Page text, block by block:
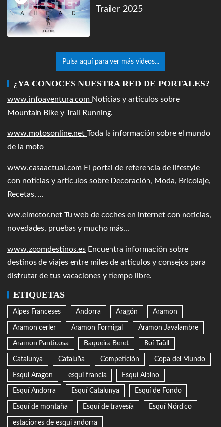
Trailer 2025
Pulsa aquí para ver más videos...
¿YA CONOCES NUESTRA RED DE PORTALES?
www.infoaventura.com Noticias y artículos sobre
Mountain Bike y Trail Running.
www.motosonline.net Toda la información sobre el mundo
de la moto
www.casaactual.com El portal de referencia de lifestyle
con noticias y artículos sobre Decoración, Moda, Bricolaje,
Recetas, ...
ww.elmotor.net Tu web de coches en internet con noticias,
novedades, pruebas y mucho más...
www.zoomdestinos.es Encuentra información sobre
destinos de viajes entre miles de artículos y consejos para
disfrutar de tus vacaciones y tiempo libre.
ETIQUETAS
Alpes Franceses Andorra Aragón Aramon
Aramon cerler Aramon Formigal Aramon Javalambre
Aramon Panticosa Baqueira Beret Boí Taüll
Catalunya Cataluña Competición Copa del Mundo
Esqui Aragon esqui francia Esquí Alpino
Esquí Andorra Esquí Catalunya Esquí de Fondo
Esquí de montaña Esquí de travesía Esquí Nórdico
estaciones de esqui andorra